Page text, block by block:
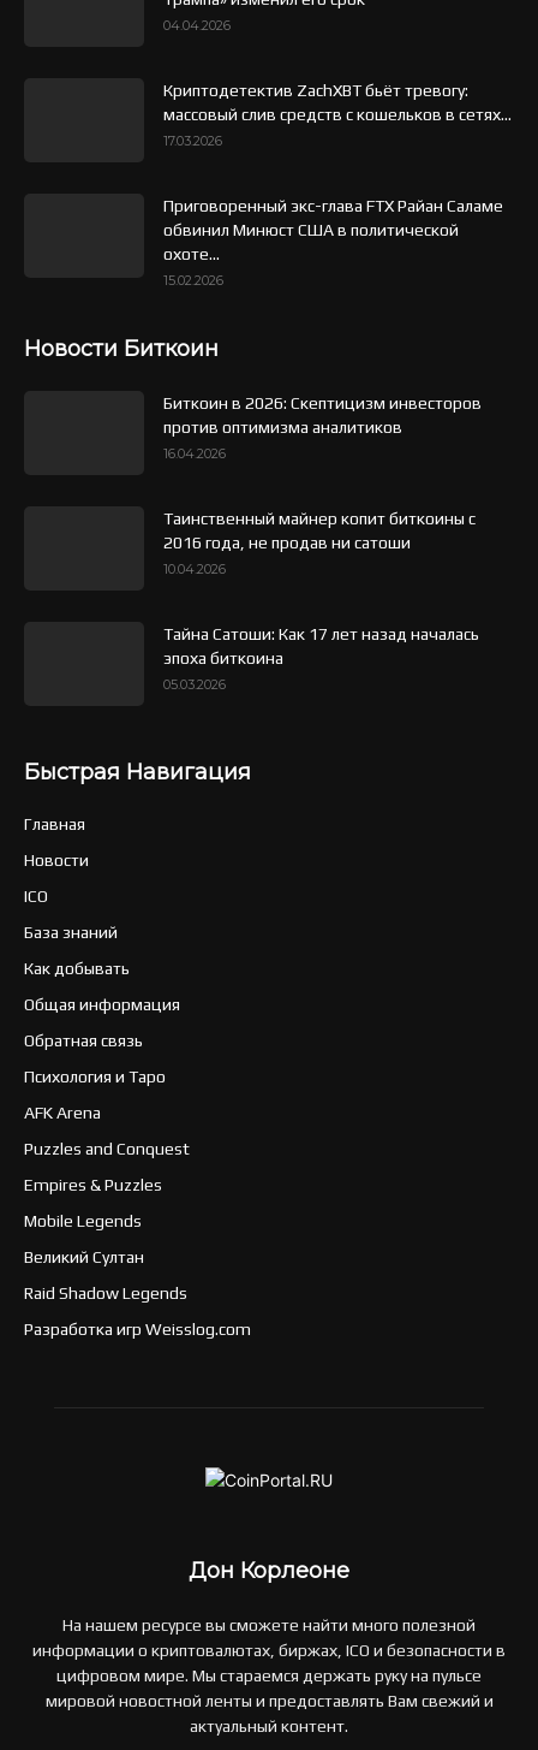
04.04.2026
Криптодетектив ZachXBT бьёт тревогу:
массовый слив средств с кошельков в сетях...
17.03.2026
Приговоренный экс-глава FTX Райан Саламе
обвинил Минюст США в политической
охоте...
15.02.2026
Новости Биткоин
Биткоин в 2026: Скептицизм инвесторов
против оптимизма аналитиков
16.04.2026
Таинственный майнер копит биткоины с
2016 года, не продав ни сатоши
10.04.2026
Тайна Сатоши: Как 17 лет назад началась
эпоха биткоина
05.03.2026
Быстрая Навигация
Главная
Новости
ICO
База знаний
Как добывать
Общая информация
Обратная связь
Психология и Таро
AFK Arena
Puzzles and Conquest
Empires & Puzzles
Mobile Legends
Великий Султан
Raid Shadow Legends
Разработка игр Weisslog.com
Дон Корлеоне
На нашем ресурсе вы сможете найти много полезной
информации о криптовалютах, биржах, ICO и безопасности в
цифровом мире. Мы стараемся держать руку на пульсе
мировой новостной ленты и предоставлять Вам свежий и
актуальный контент.